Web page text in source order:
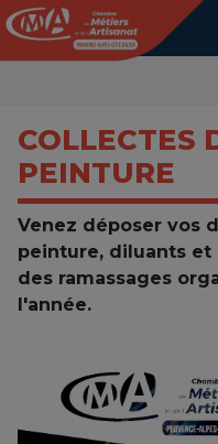
COLLECTES
PEINTURE
Venez déposer vos
peinture, diluants et
des ramassages
l'année.
Panneau de gestion des